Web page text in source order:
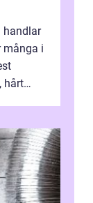
handlar
många i
hårt